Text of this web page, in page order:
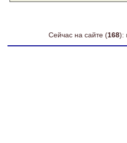
Сейчас на сайте (168):